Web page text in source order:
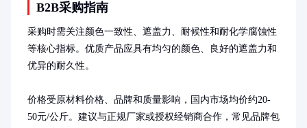
B2B采购指南
采购时需关注颜色一致性、遮盖力、耐候性和耐化学腐蚀性
等核心指标。优质产品应具有均匀的颜色、良好的遮盖力和
优异的耐久性。
价格受原材料价格、品牌和质量影响，国内市场均价约20-
50元/公斤。建议与正规厂家或授权经销商合作，常见品牌包